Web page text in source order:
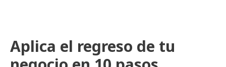
Aplica el regreso de tu